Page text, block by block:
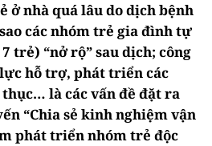
ở nhà quá lâu do dịch bệnh
các nhóm trẻ gia đình tự
trẻ) “nở rộ” sau dịch; công
hỗ trợ, phát triển các
là các vấn đề đặt ra
“Chia sẻ kinh nghiệm vận
phát triển nhóm trẻ độc